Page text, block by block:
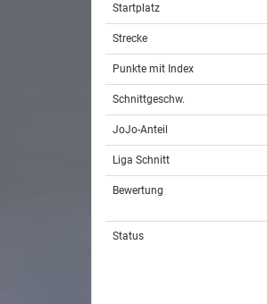
Startplatz
Strecke
Punkte mit Index
Schnittgeschw.
JoJo-Anteil
Liga Schnitt
Bewertung
Status